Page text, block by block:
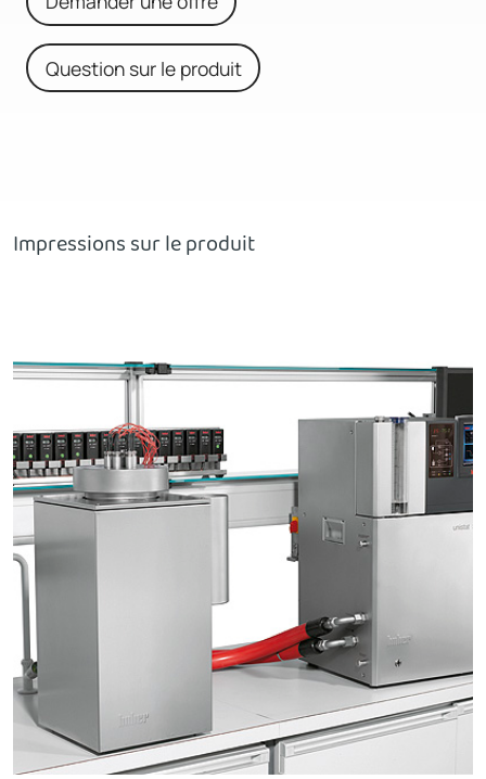
Question sur le produit
Impressions sur le produit